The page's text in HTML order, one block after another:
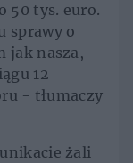
50 tys. euro.
sprawy o
jak nasza,
12
- tłumaczy
żali